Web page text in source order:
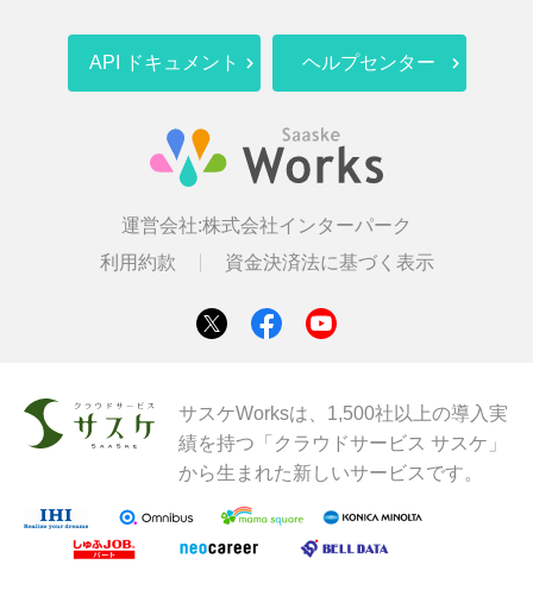
API ドキュメント ヘルプセンター
運営会社:株式会社インターパーク
利用約款
資金決済法に基づく表示
サスケWorksは、1,500社以上の導入実
績を持つ「クラウドサービス サスケ」
から生まれた新しいサービスです。